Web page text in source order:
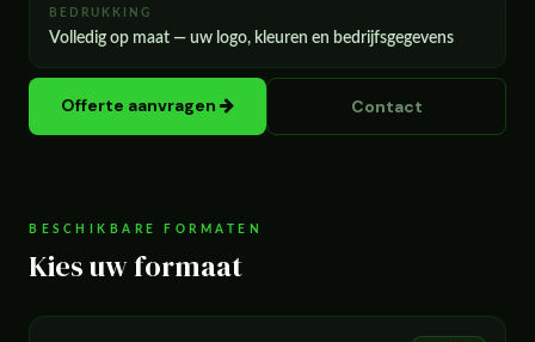
BEDRUKKING
Volledig op maat — uw logo, kleuren en bedrijfsgegevens
Offerte aanvragen Contact
BESCHIKBARE FORMATEN
Kies uw formaat